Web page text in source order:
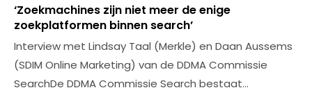
‘Zoekmachines zijn niet meer de enige
zoekplatformen binnen search’
Interview met Lindsay Taal (Merkle) en Daan Aussems
(SDIM Online Marketing) van de DDMA Commissie
SearchDe DDMA Commissie Search bestaat…